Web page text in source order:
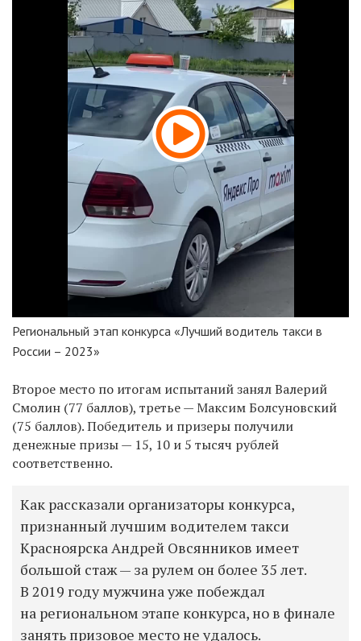
Региональный этап конкурса «Лучший водитель такси в
России – 2023»
Второе место по итогам испытаний занял Валерий
Смолин (77 баллов), третье— Максим Болсуновский
(75 баллов). Победитель и призеры получили
денежные призы — 15, 10 и 5 тысяч рублей
соответственно.
Как рассказали организаторы конкурса,
признанный лучшим водителем такси
Красноярска Андрей Овсянников имеет
большой стаж — за рулем он более 35 лет.
В 2019 году мужчина уже побеждал
на региональном этапе конкурса, но в финале
занять призовое место не удалось.